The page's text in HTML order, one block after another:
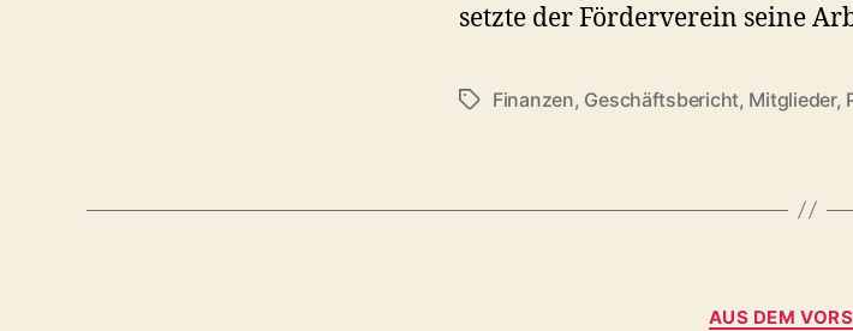
setzte der Förderverein seine
Schlagwörter
Finanzen, Geschäftsbericht, Mitglieder,
AUS DEM